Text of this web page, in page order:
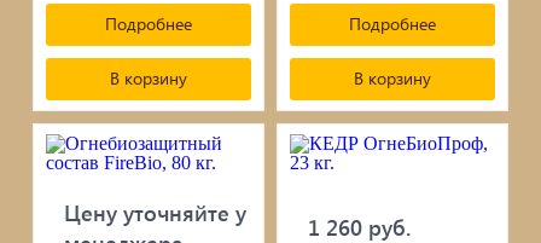
Метизы
ПрофКрепеж
Пропитки для дерева
Печи для бани, отопления,
Подробнее
В корзину
Подробнее
В корзину
Цену уточняйте у
1 260 руб.